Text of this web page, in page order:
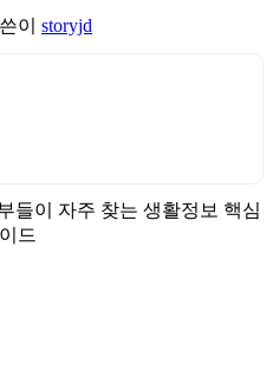
이 storyjd